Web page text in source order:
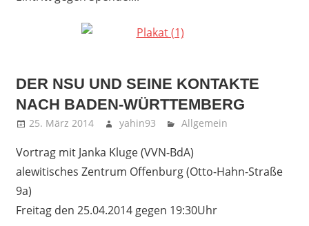
DER NSU UND SEINE KONTAKTE
NACH BADEN-WÜRTTEMBERG
25. März 2014 yahin93 Allgemein
Vortrag mit Janka Kluge (VVN-BdA)
alewitisches Zentrum Offenburg (Otto-Hahn-Straße
9a)
Freitag den 25.04.2014 gegen 19:30Uhr